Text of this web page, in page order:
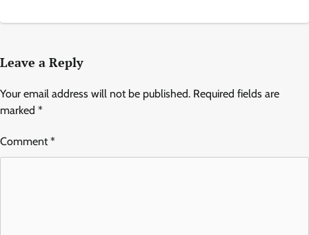
Leave a Reply
Your email address will not be published. Required fields are
marked *
Comment*